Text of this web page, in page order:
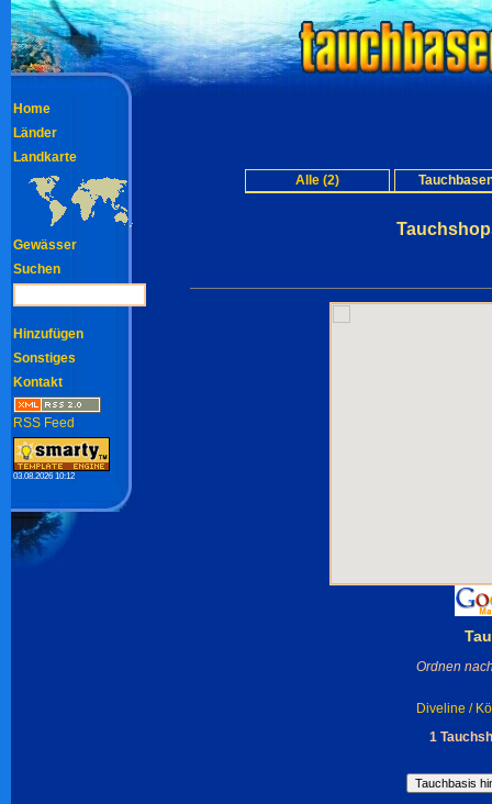
Alle (2)
Ordnen
Diveline /
1
Home
Länder
Landkarte
Gewässer
Suchen
Hinzufügen
Sonstiges
Kontakt
RSS Feed
03.08.2026 10:12